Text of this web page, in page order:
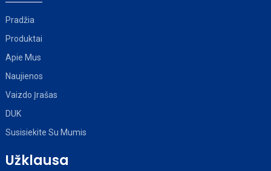
Pradžia
Produktai
Apie Mus
Naujienos
Vaizdo Įrašas
DUK
Susisiekite Su Mumis
Užklausa